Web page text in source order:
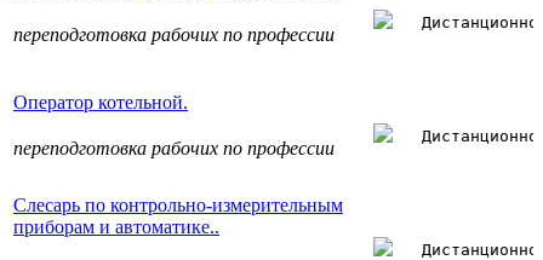
переподготовка рабочих по профессии
Оператор котельной.
переподготовка рабочих по профессии
Слесарь по контрольно-измерительным
приборам и автоматике..